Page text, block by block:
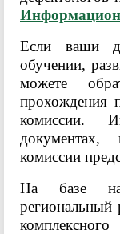
Если ваши
обучении,
можете
прохождения
комиссии.
комиссии
На базе
региональный